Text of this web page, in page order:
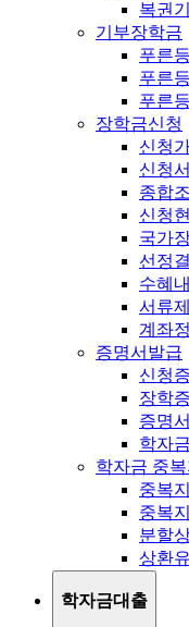
복권
기부장학금
푸른
푸른
푸른
장학금신청
신청
신청
종합
신청
국가
선정
수혜
서류
계좌
증명서발급
신청
장학
증명
학자
학자금 중복
중복
중복
분할
상환
학자금대출